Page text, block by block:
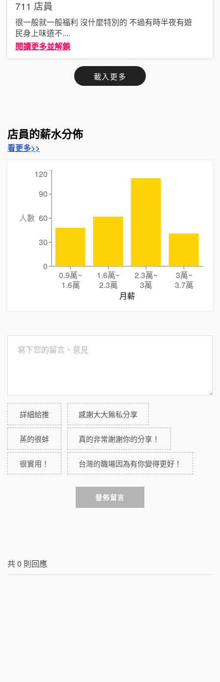
711 店員
很一般就一般福利 沒什麼特別的 不過有時半夜有遊
民身上味道不....
閱讀更多並解鎖
載入更多
店員的薪水分佈
看更多>>
0.9萬~
1.6萬
1.6萬~
2.3萬
2.3萬~
3萬
3萬~
3.7萬
月薪
0
30
60
90
120
人數
詳細給推 感謝大大無私分享
蒸的很蚌 真的非常謝謝你的分享！
很實用！ 台灣的職場因為有你變得更好！
發佈留言
共0 則回應